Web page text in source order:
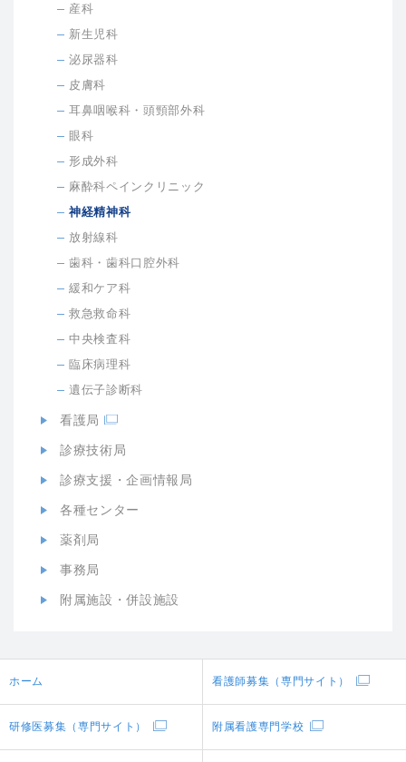
産科
新生児科
泌尿器科
皮膚科
耳鼻咽喉科・頭頸部外科
眼科
形成外科
麻酔科ペインクリニック
神経精神科
放射線科
歯科・歯科口腔外科
緩和ケア科
救急救命科
中央検査科
臨床病理科
遺伝子診断科
看護局
診療技術局
診療支援・企画情報局
各種センター
薬剤局
事務局
附属施設・併設施設
ホーム 看護師募集（専門サイト）
研修医募集（専門サイト） 附属看護専門学校